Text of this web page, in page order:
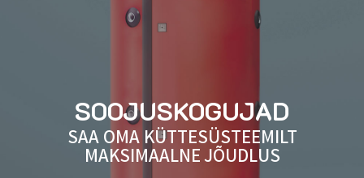
SOOJUSKOGUJAD
SAA OMA KÜTTESÜSTEEMILT
MAKSIMAALNE JÕUDLUS